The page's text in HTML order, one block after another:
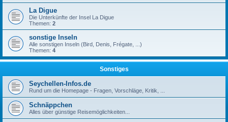
La Digue
Die Unterkünfte der Insel La Digue
Themen: 2
sonstige Inseln
Alle sonstigen Inseln (Bird, Denis, Frégate, ...)
Themen: 4
Sonstiges
Seychellen-Infos.de
Rund um die Homepage - Fragen, Vorschläge, Kritik, ...
Schnäppchen
Alles über günstige Reisemöglichkeiten...